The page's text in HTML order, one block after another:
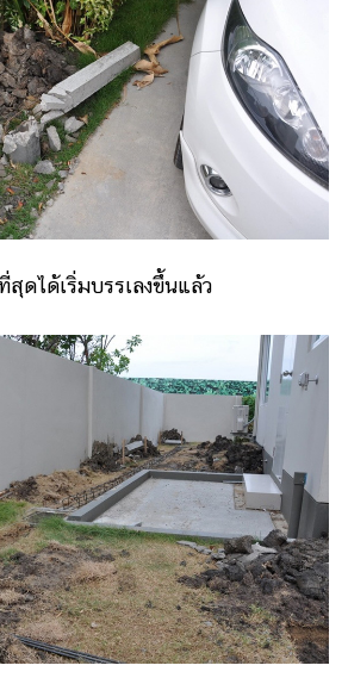
สุดได้เริ่มบรรเลงขึ้นแล้ว